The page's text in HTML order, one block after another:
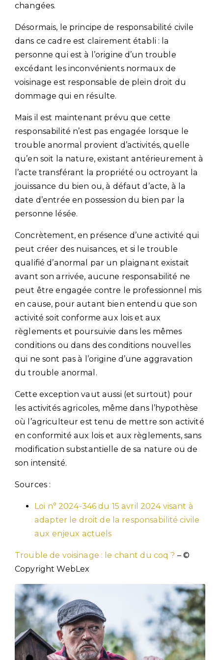
changées.
Désormais, le principe de responsabilité civile
dans ce cadre est clairement établi : la
personne qui est à l’origine d’un trouble
excédant les inconvénients normaux de
voisinage est responsable de plein droit du
dommage qui en résulte.
Mais il est maintenant prévu que cette
responsabilité n’est pas engagée lorsque le
trouble anormal provient d’activités, quelle
qu’en soit la nature, existant antérieurement à
l’acte transférant la propriété ou octroyant la
jouissance du bien ou, à défaut d’acte, à la
date d’entrée en possession du bien par la
personne lésée.
Concrètement, en présence d’une activité qui
peut créer des nuisances, et si le trouble
qualifié d’anormal par un plaignant existait
avant son arrivée, aucune responsabilité ne
peut être engagée contre le professionnel mis
en cause, pour autant bien entendu que son
activité soit conforme aux lois et aux
règlements et poursuivie dans les mêmes
conditions ou dans des conditions nouvelles
qui ne sont pas à l’origine d’une aggravation
du trouble anormal.
Cette exception vaut aussi (et surtout) pour
les activités agricoles, même dans l’hypothèse
où l’agriculteur est tenu de mettre son activité
en conformité aux lois et aux règlements, sans
modification substantielle de sa nature ou de
son intensité.
Sources :
Loi n° 2024-346 du 15 avril 2024 visant à
adapter le droit de la responsabilité civile
aux enjeux actuels
Trouble de voisinage : le chant du coq ? – ©
Copyright WebLex